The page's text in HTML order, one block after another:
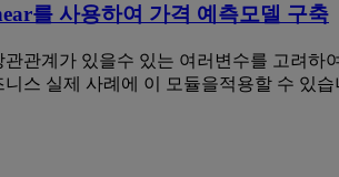
를 사용하여 가격 예측모델 구축
관계가 있을수 있는 여러변수를 고려
스 실제 사례에 이 모듈을적용할 수 있습